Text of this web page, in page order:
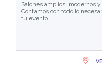
Salones amplios, modernos
Contamos con todo lo
tu evento.